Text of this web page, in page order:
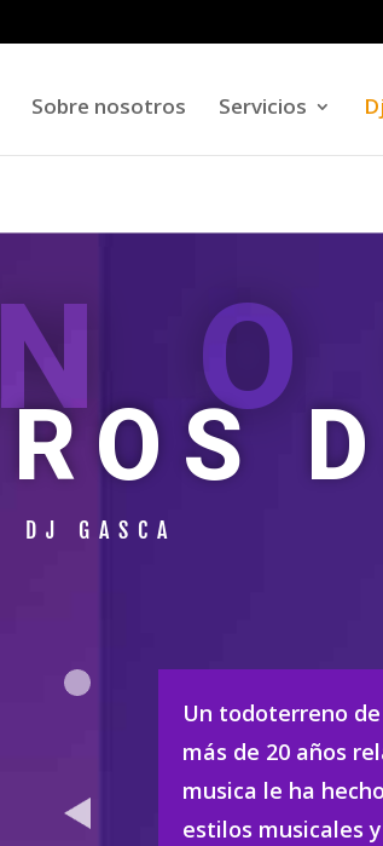
Sobre nosotros Servicios
DJ GASCA
Un todoterreno
más de 20 años
musica le ha
estilos musicales